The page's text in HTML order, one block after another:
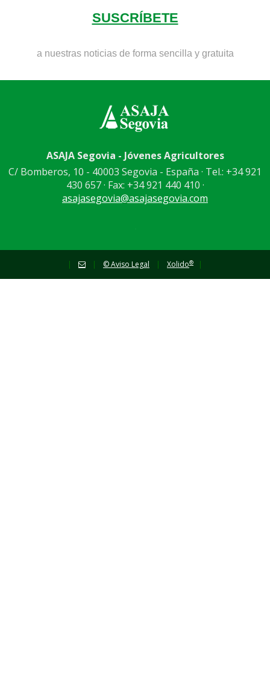
SUSCRÍBETE
a nuestras noticias de forma sencilla y gratuita
ASAJA Segovia - Jóvenes Agricultores
C/ Bomberos, 10 - 40003 Segovia - España · Tel.: +34 921
430 657 · Fax: +34 921 440 410 ·
asajasegovia@asajasegovia.com
| | © Aviso Legal | Xolido® |